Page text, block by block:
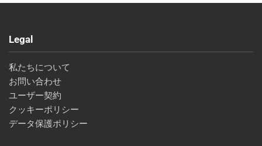
Legal
私たちについて
お問い合わせ
ユーザー契約
クッキーポリシー
データ保護ポリシー